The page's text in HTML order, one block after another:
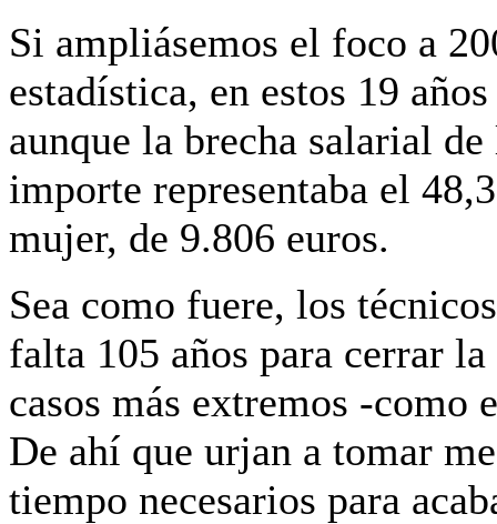
Si ampliásemos el foco a
estadística, en estos 19
aunque la brecha salarial
importe representaba el
mujer, de 9.806 euros.
Sea como fuere, los
falta 105 años para cerrar
casos más extremos -como
De ahí que urjan a tomar
tiempo necesarios para